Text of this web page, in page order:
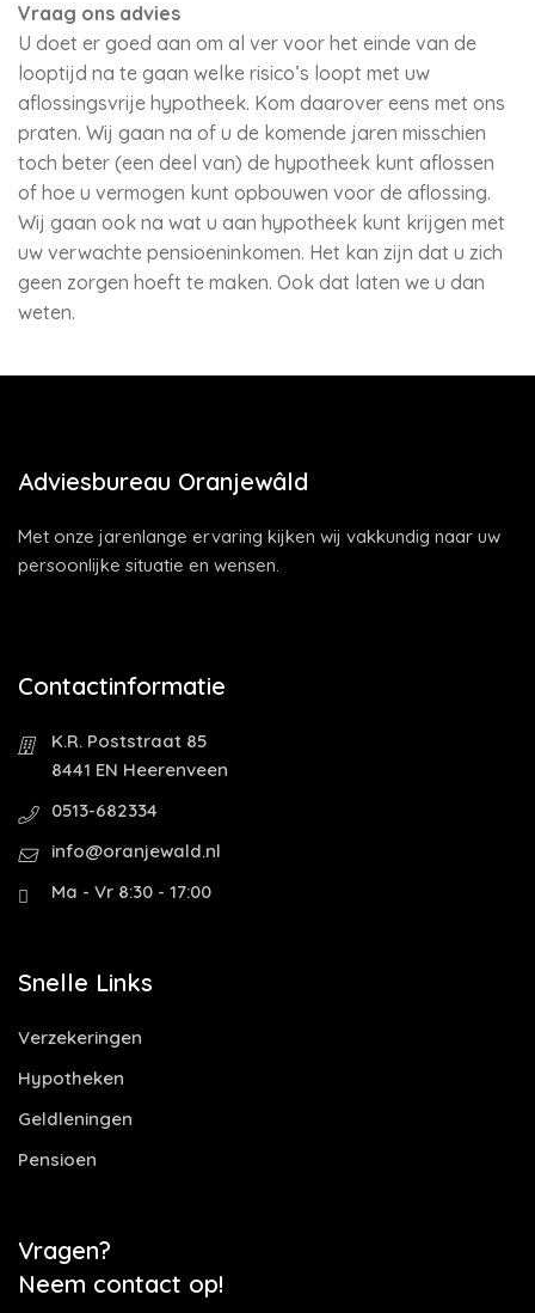
Vraag ons advies
U doet er goed aan om al ver voor het einde van de
looptijd na te gaan welke risico’s loopt met uw
aflossingsvrije hypotheek. Kom daarover eens met ons
praten. Wij gaan na of u de komende jaren misschien
toch beter (een deel van) de hypotheek kunt aflossen
of hoe u vermogen kunt opbouwen voor de aflossing.
Wij gaan ook na wat u aan hypotheek kunt krijgen met
uw verwachte pensioeninkomen. Het kan zijn dat u zich
geen zorgen hoeft te maken. Ook dat laten we u dan
weten.
Adviesbureau Oranjewâld
Met onze jarenlange ervaring kijken wij vakkundig naar uw
persoonlijke situatie en wensen.
Contactinformatie
K.R. Poststraat 85
8441 EN Heerenveen
0513-682334
info@oranjewald.nl
Ma - Vr 8:30 - 17:00
Snelle Links
Verzekeringen
Hypotheken
Geldleningen
Pensioen
Vragen?
Neem contact op!